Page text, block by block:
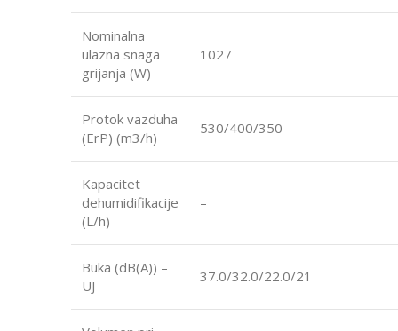
Nominalna
ulazna snaga
grijanja (W)
1027
Protok vazduha
(ErP) (m3/h)
530/400/350
Kapacitet
dehumidifikacije
(L/h)
–
Buka (dB(A)) –
UJ
37.0/32.0/22.0/21